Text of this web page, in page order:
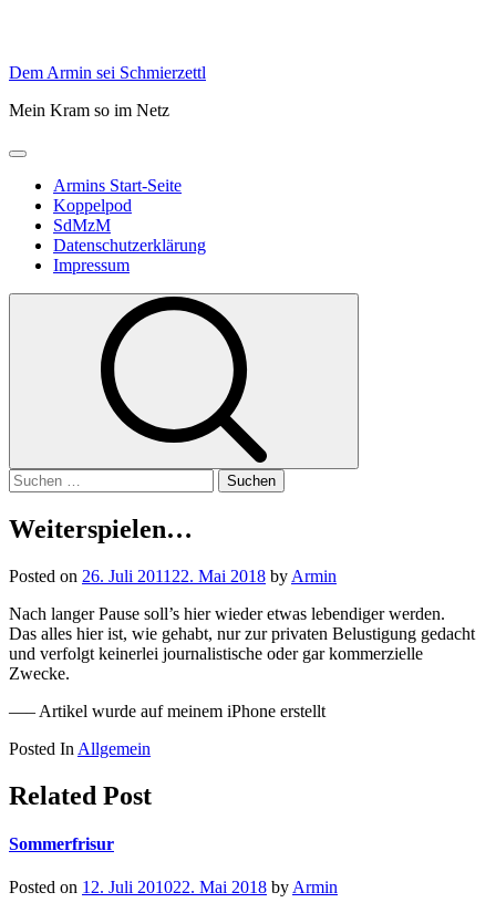
Skip
content
Dem Armin sei Schmierzettl
Mein Kram so im Netz
Primary
Armins Start-Seite
Koppelpod
SdMzM
Datenschutzerklärung
Impressum
Suchen
nach:
Weiterspielen…
Posted on 26. Juli 2011 22. Mai 2018 by Armin
Nach langer Pause soll’s hier wieder etwas lebendiger werden.
Das alles hier ist, wie gehabt, nur zur privaten Belustigung gedacht
und verfolgt keinerlei journalistische oder gar kommerzielle
Zwecke.
—– Artikel wurde auf meinem iPhone erstellt
Posted In Allgemein
Related Post
Sommerfrisur
Posted on 12. Juli 201022. Mai 2018 by Armin